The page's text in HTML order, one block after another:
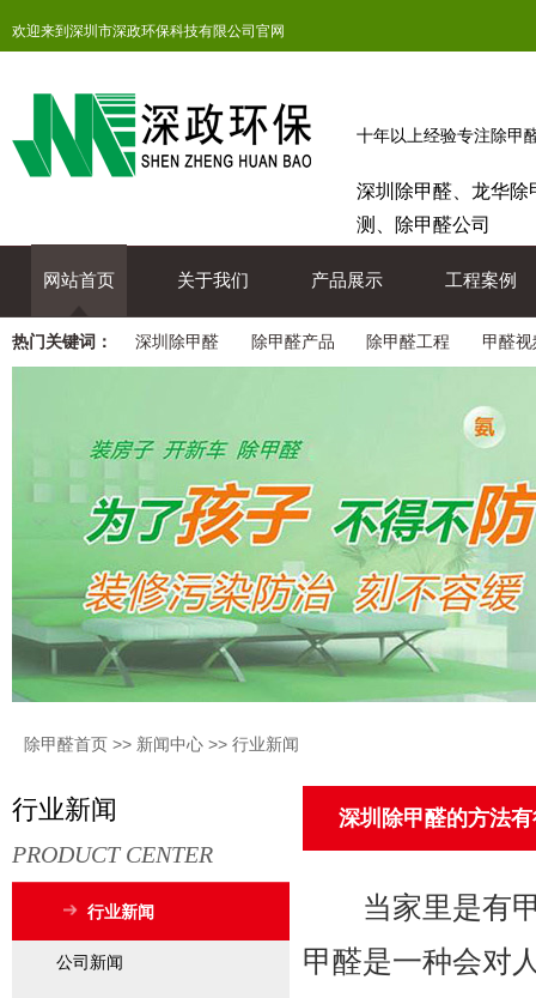
欢迎来到深圳市深政环保科技有限公司官网
十年以上经验专注除甲
深圳除甲醛、龙华除
测、除甲醛公司
网站首页 关于我们 产品展示 工程案例
热门关键词： 深圳除甲醛 除甲醛产品 除甲醛工程 甲醛视
除甲醛首页 >> 新闻中心 >> 行业新闻
深圳除甲醛的方法
当家里是有甲
甲醛是一种会对
行业新闻
PRODUCT CENTER
行业新闻
公司新闻